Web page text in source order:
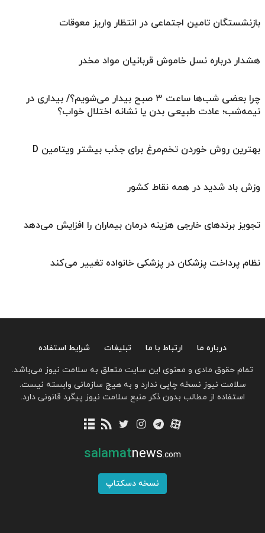
بازنشستگان تامین اجتماعی در انتظار واریز معوقات
هشدار درباره نسل خاموش قربانیان مواد مخدر
چرا بعضی شب‌ها ساعت ۳ صبح بیدار می‌شویم؟/ بیداری در
نیمه‌شب؛ عادت طبیعی بدن یا نشانه اختلال خواب؟
بهترین روش خوردن تخم‌مرغ برای جذب بیشتر ویتامین D
وزش باد شدید در همه نقاط کشور
تجویز برندهای خارجی هزینه درمان بیماران را افزایش می‌دهد
نظام پرداخت پزشکان در پزشکی خانواده تغییر می‌کند
درباره ما ارتباط با ما تبلیغات
شرایط استفاده
تمام حقوق مادی و معنوی این سایت متعلق به سلامت نیوز می‌باشد.
سلامت نیوز نسخه چاپی ندارد و به هیچ سازمانی وابسته نیست.
استفاده از مطالب بدون ذکر منبع سلامت نیوز پیگرد قانونی دارد.
salamatnews.com
نسخه دسکتاپ